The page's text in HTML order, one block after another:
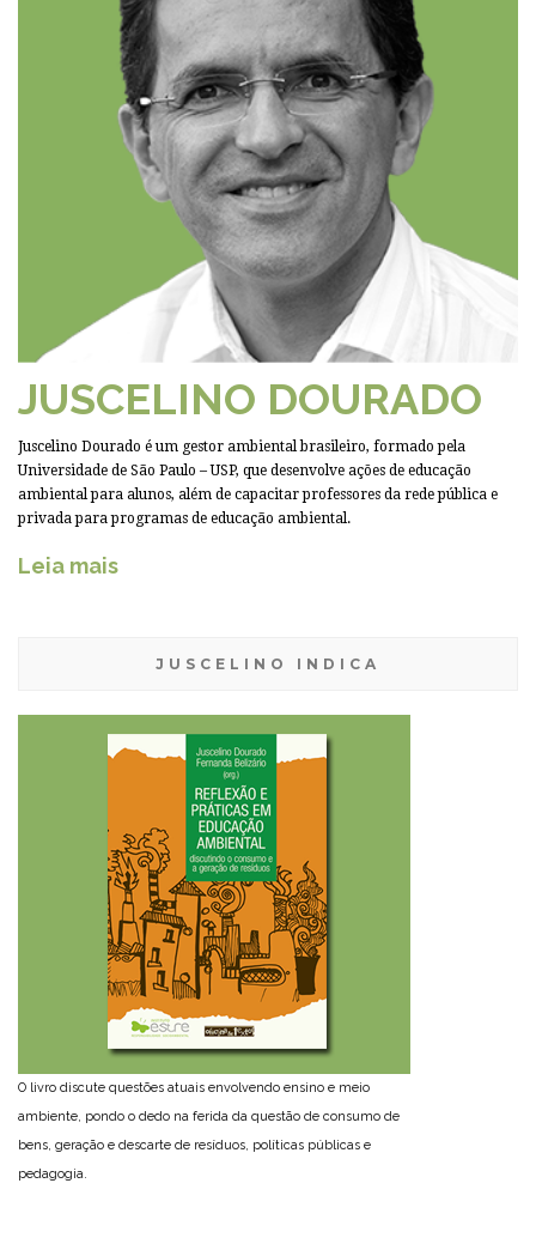
JUSCELINO DOURADO
Juscelino Dourado é um gestor ambiental brasileiro, formado pela
Universidade de São Paulo – USP, que desenvolve ações de educação
ambiental para alunos, além de capacitar professores da rede pública e
privada para programas de educação ambiental.
Leia mais
JUSCELINO INDICA
O livro discute questões atuais envolvendo ensino e meio
ambiente, pondo o dedo na ferida da questão de consumo de
bens, geração e descarte de resíduos, políticas públicas e
pedagogia.